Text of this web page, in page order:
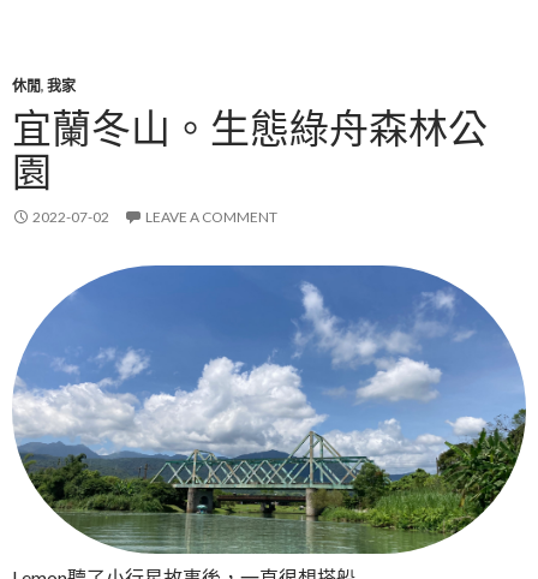
休閒, 我家
宜蘭冬山。生態綠舟森林公
園
2022-07-02 LEAVE A COMMENT